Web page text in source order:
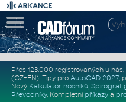
Přes 123.000 registrovaných u
(CZ+EN). Tipy pro AutoCAD 2027,
Nový Kalkulátor nosníků, Spirograf
Převodníky. Kompletní příkazya